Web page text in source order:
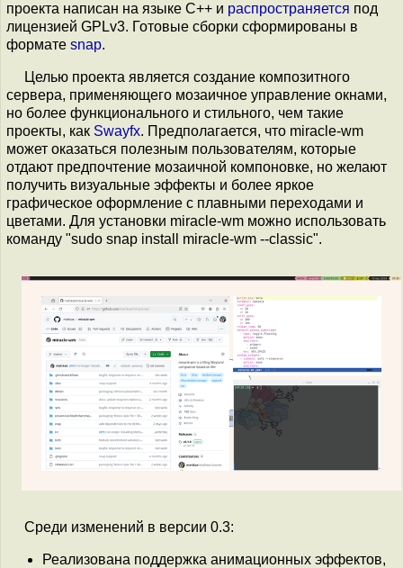
проекта написан на языке C++ и распространяется под
лицензией GPLv3. Готовые сборки сформированы в
формате snap.
Целью проекта является создание композитного
сервера, применяющего мозаичное управление окнами,
но более функционального и стильного, чем такие
проекты, как Swayfx. Предполагается, что miracle-wm
может оказаться полезным пользователям, которые
отдают предпочтение мозаичной компоновке, но желают
получить визуальные эффекты и более яркое
графическое оформление с плавными переходами и
цветами. Для установки miracle-wm можно использовать
команду "sudo snap install miracle-wm --classic".
Среди изменений в версии 0.3:
Реализована поддержка анимационных эффектов,